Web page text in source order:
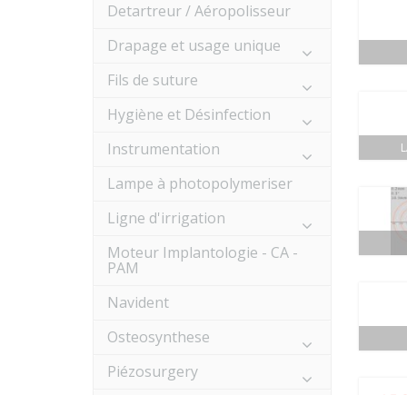
Detartreur / Aéropolisseur
Drapage et usage unique
Fils de suture
Hygiène et Désinfection
Instrumentation
Lampe à photopolymeriser
Ligne d'irrigation
Moteur Implantologie - CA -
PAM
Navident
Osteosynthese
Piézosurgery